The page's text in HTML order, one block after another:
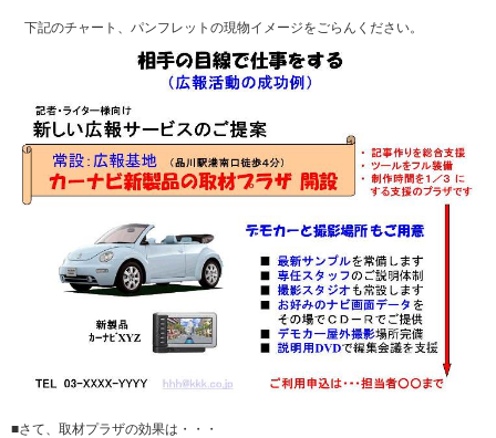
下記のチャート、パンフレットの現物イメージをごらんください。
■さて、取材プラザの効果は・・・